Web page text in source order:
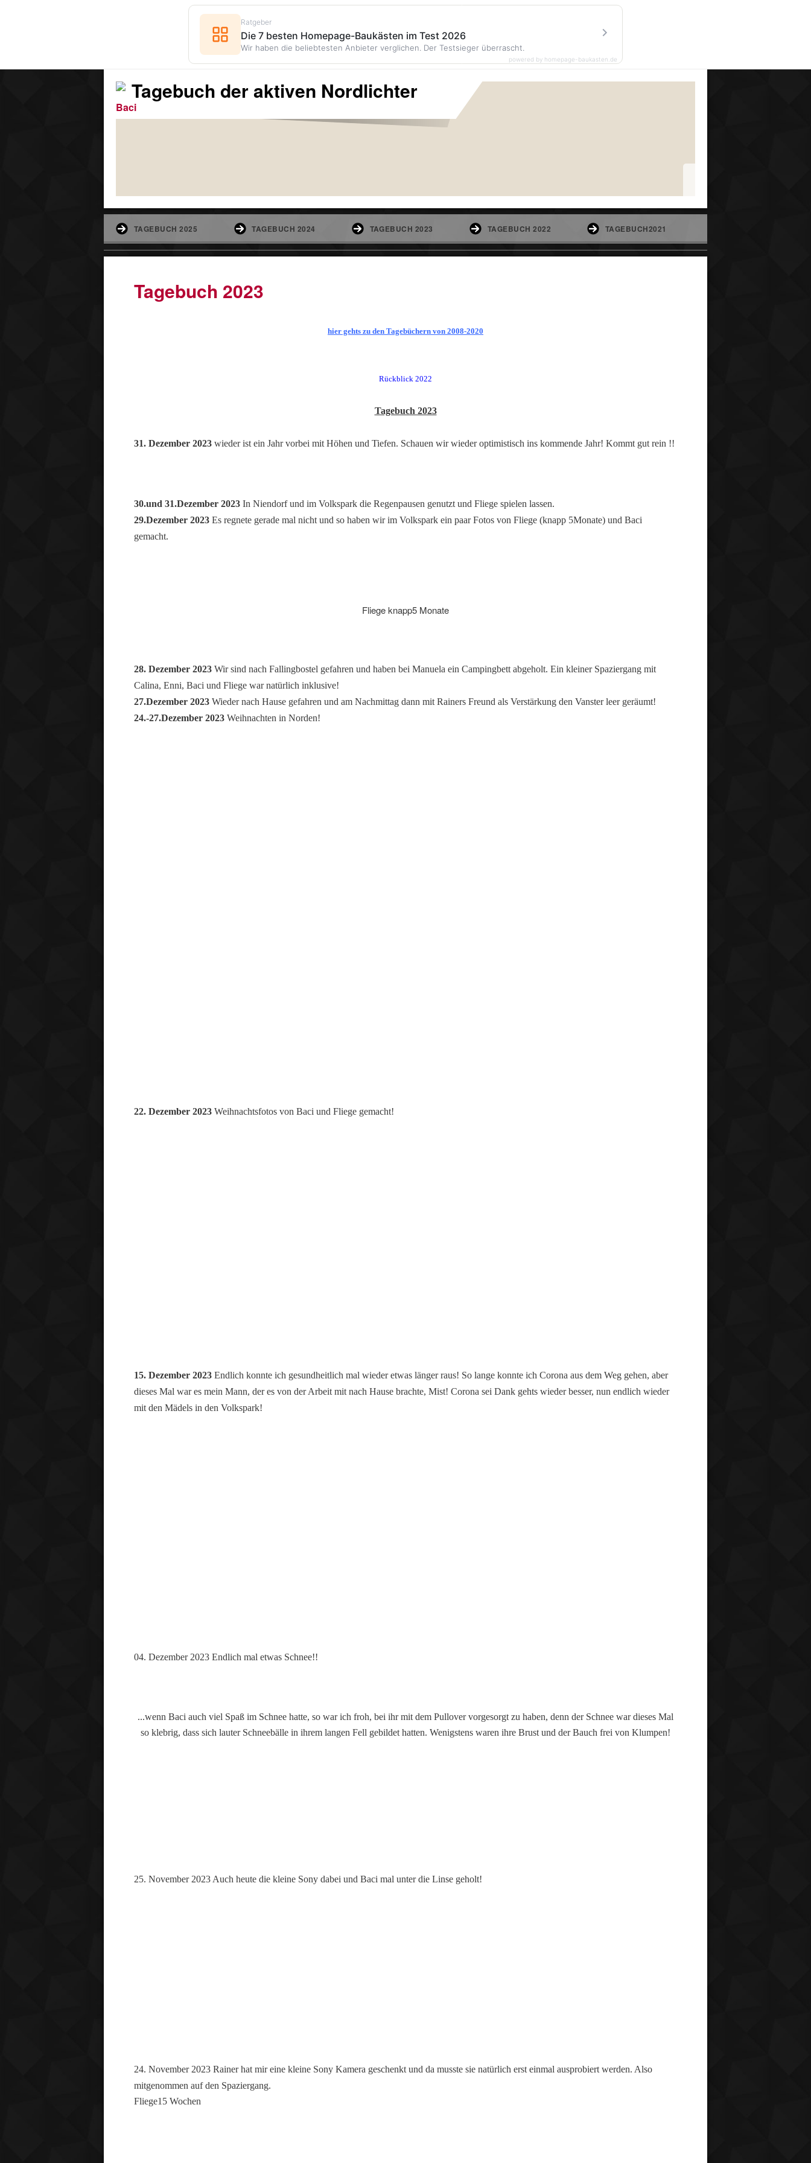
Tagebuch der aktiven Nordlichter
Baci
TAGEBUCH 2025 TAGEBUCH 2024 TAGEBUCH 2023 TAGEBUCH 2022 TAGEBUCH2021
Tagebuch 2023
hier gehts zu den Tagebüchern von 2008-2020
Rückblick 2022
Tagebuch 2023
31. Dezember 2023 wieder ist ein Jahr vorbei mit Höhen und Tiefen. Schauen wir wieder optimistisch ins kommende Jahr! Kommt gut rein !!
30.und 31.Dezember 2023 In Niendorf und im Volkspark die Regenpausen genutzt und Fliege spielen lassen.
29.Dezember 2023 Es regnete gerade mal nicht und so haben wir im Volkspark ein paar Fotos von Fliege (knapp 5Monate) und Baci
gemacht.
Fliege knapp5 Monate
28. Dezember 2023 Wir sind nach Fallingbostel gefahren und haben bei Manuela ein Campingbett abgeholt. Ein kleiner Spaziergang mit
Calina, Enni, Baci und Fliege war natürlich inklusive!
27.Dezember 2023 Wieder nach Hause gefahren und am Nachmittag dann mit Rainers Freund als Verstärkung den Vanster leer geräumt!
24.-27.Dezember 2023 Weihnachten in Norden!
22. Dezember 2023 Weihnachtsfotos von Baci und Fliege gemacht!
15. Dezember 2023 Endlich konnte ich gesundheitlich mal wieder etwas länger raus! So lange konnte ich Corona aus dem Weg gehen, aber
dieses Mal war es mein Mann, der es von der Arbeit mit nach Hause brachte, Mist! Corona sei Dank gehts wieder besser, nun endlich wieder
mit den Mädels in den Volkspark!
04. Dezember 2023 Endlich mal etwas Schnee!!
...wenn Baci auch viel Spaß im Schnee hatte, so war ich froh, bei ihr mit dem Pullover vorgesorgt zu haben, denn der Schnee war dieses Mal
so klebrig, dass sich lauter Schneebälle in ihrem langen Fell gebildet hatten. Wenigstens waren ihre Brust und der Bauch frei von Klumpen!
25. November 2023 Auch heute die kleine Sony dabei und Baci mal unter die Linse geholt!
24. November 2023 Rainer hat mir eine kleine Sony Kamera geschenkt und da musste sie natürlich erst einmal ausprobiert werden. Also
mitgenommen auf den Spaziergang.
Fliege15 Wochen
Ratgeber
Die 7 besten Homepage-Baukästen im Test 2026
Wir haben die beliebtesten Anbieter verglichen. Der Testsieger überrascht.
powered by homepage-baukasten.de